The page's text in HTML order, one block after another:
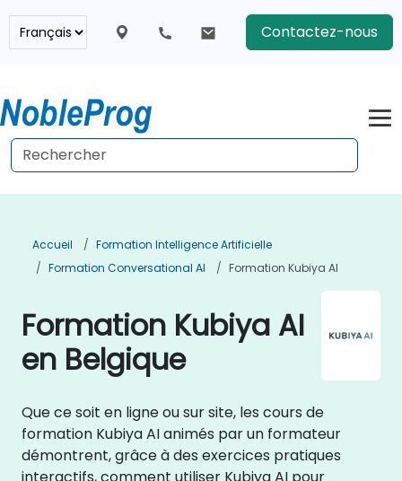
Contactez-nous
Accueil
Formation Intelligence Artificielle
Formation Conversational AI
Formation Kubiya AI
Formation Kubiya AI
en Belgique
Que ce soit en ligne ou sur site, les cours de
formation Kubiya AI animés par un formateur
démontrent, grâce à des exercices pratiques